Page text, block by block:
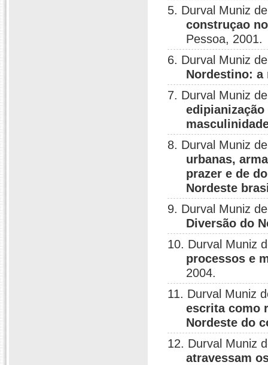
5. Durval Muniz
construçao
Pessoa, 2001.
6. Durval Muniz
Nordestino: a
7. Durval Muniz
8. Durval Muniz
urbanas,
prazer e de
Nordeste
9. Durval Muniz
Diversão do
10. Durval Muniz
processos e
2004.
11. Durval Muniz
escrita como
Nordeste do
12. Durval Muniz
atravessam